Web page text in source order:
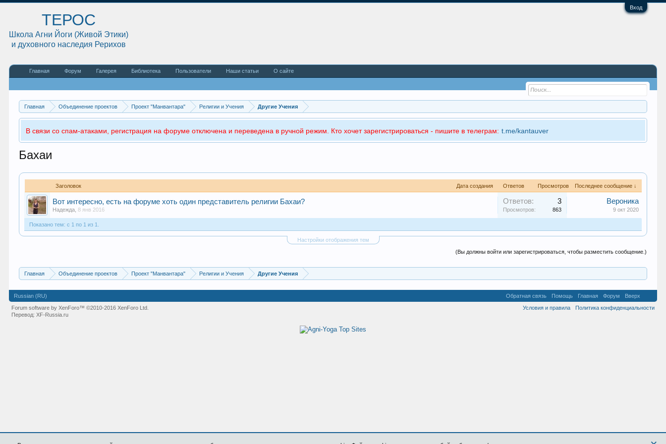
Вход
Главная Объединение проектов Проект "Манвантара" Религии и Учения Другие Учения
В связи со спам-атаками, регистрация на форуме отключена и переведена в ручной режим. Кто хочет зарегистрироваться - пишите в телеграм: t.me/kantauver
Бахаи
Заголовок Дата создания Ответов Просмотров Последнее сообщение ↓
Вот интересно, есть на форуме хоть один представитель религии Бахаи?
Надежда ,8 янв 2016
Ответов: 3
Просмотров: 863
Вероника
9 окт 2020
Показано тем: с 1 по 1 из 1.
Настройки отображения тем
(Вы должны войти или зарегистрироваться, чтобы разместить сообщение.)
Главная Объединение проектов Проект "Манвантара" Религии и Учения Другие Учения
ТЕРОС
Школа Агни Йоги (Живой Этики)
и духовного наследия Рерихов
Главная Форум Галерея Библиотека Пользователи Наши статьи О сайте
Russian (RU) Обратная связь Помощь Главная Форум
Вверх
Условия и правила
Политика конфиденциальности
Forum software by XenForo™©2010-2016 XenForo Ltd.
Перевод:XF-Russia.ru